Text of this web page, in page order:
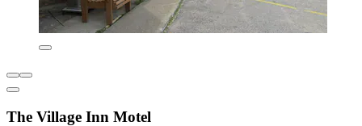
The Village Inn Motel